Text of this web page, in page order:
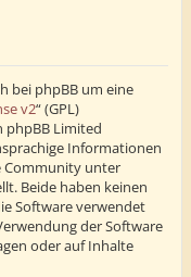
bei phpBB um eine
v2“ (GPL)
phpBB Limited
Informationen
Community unter
Beide haben keinen
Software verwendet
der Software
oder auf Inhalte